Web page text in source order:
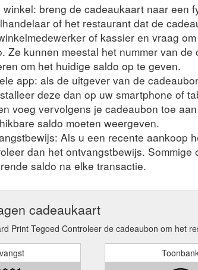
winkel: breng de cadeaukaart naar een
of het restaurant dat de
of kassier en vraag
Ze kunnen meestal het nummer van
om het huidige saldo op te geven.
app: als de uitgever van de
deze dan op uw smartphone of
voeg vervolgens je cadeaubon toe
saldo moeten weergeven.
Als u een recente aankoop
dan het ontvangstbewijs.
saldo na elke transactie.
cadeaukaart
Print Tegoed Controleer de cadeaubon om het